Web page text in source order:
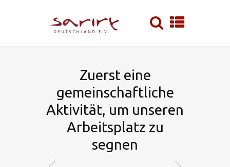
Zuerst eine
gemeinschaftliche
Aktivität, um unseren
Arbeitsplatz zu
segnen